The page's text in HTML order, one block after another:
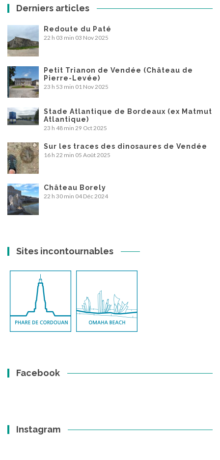
Derniers articles
Redoute du Paté
22 h 03 min 03 Nov 2025
Petit Trianon de Vendée (Château de
Pierre-Levée)
23 h 53 min 01 Nov 2025
Stade Atlantique de Bordeaux (ex Matmut
Atlantique)
23 h 48 min 29 Oct 2025
Sur les traces des dinosaures de Vendée
16 h 22 min 05 Août 2025
Château Borely
22 h 30 min 04 Déc 2024
Sites incontournables
Facebook
Instagram